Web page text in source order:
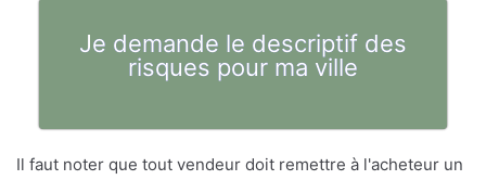
Je demande le descriptif des
risques pour ma ville
Il faut noter que tout vendeur doit remettre à l'acheteur un